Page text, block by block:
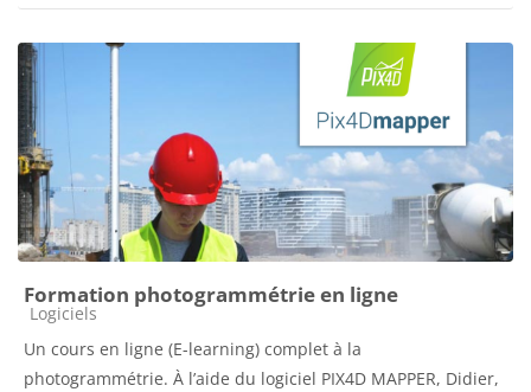
Formation photogrammétrie en ligne
Catégorie de cours
Logiciels
Un cours en ligne (E-learning) complet à la
photogrammétrie. À l’aide du logiciel PIX4D MAPPER, Didier,